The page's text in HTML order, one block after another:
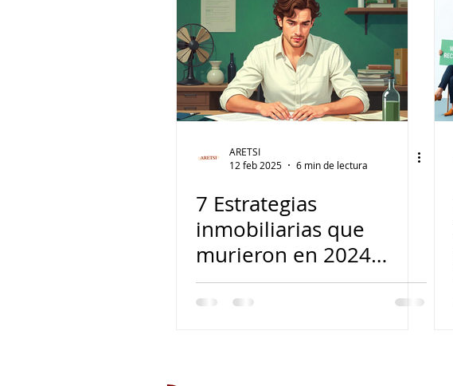
ARETSI
12 feb 2025
6 min de lectura
7 Estrategias
inmobiliarias que
murieron en 2024
(pero los agentes
siguen aplicándolas)